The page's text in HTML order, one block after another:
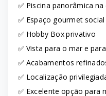
✅ Piscina panorâmica
✅ Espaço gourmet social
✅ Hobby Box privativo
✅ Vista para o mar e
✅ Acabamentos
✅ Localização
✅ Excelente opção para